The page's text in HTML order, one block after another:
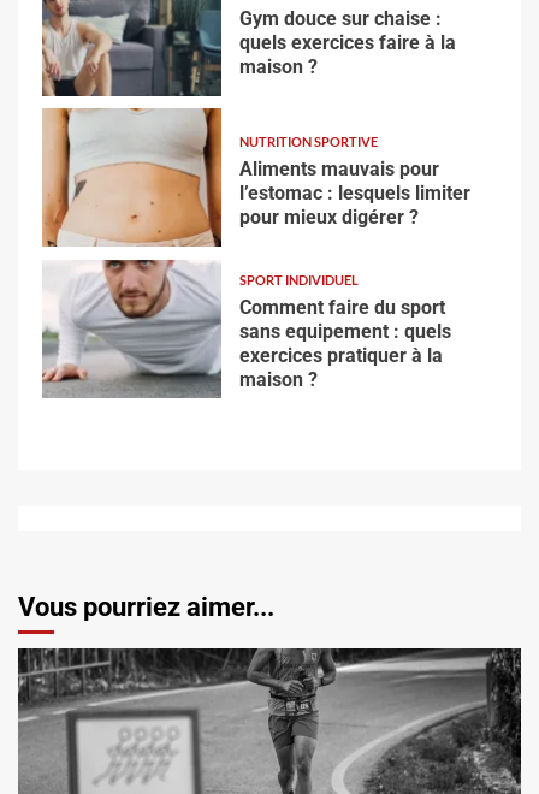
Gym douce sur chaise :
quels exercices faire à la
maison ?
NUTRITION SPORTIVE
Aliments mauvais pour
l’estomac : lesquels limiter
pour mieux digérer ?
SPORT INDIVIDUEL
Comment faire du sport
sans equipement : quels
exercices pratiquer à la
maison ?
Vous pourriez aimer...